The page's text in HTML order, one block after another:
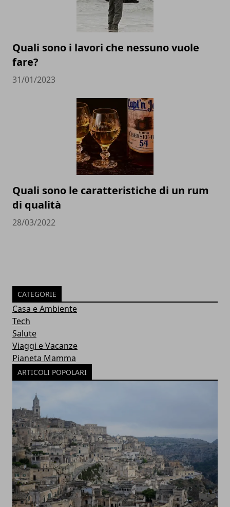
Quali sono i lavori che nessuno vuole
fare?
31/01/2023
Quali sono le caratteristiche di un rum
di qualità
28/03/2022
CATEGORIE
Casa e Ambiente
Tech
Salute
Viaggi e Vacanze
Pianeta Mamma
ARTICOLI POPOLARI